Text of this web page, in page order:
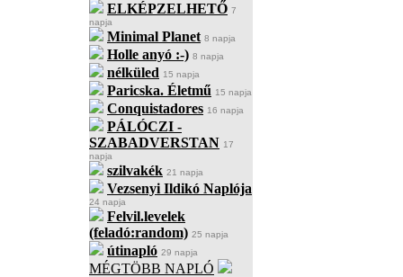
ELKÉPZELHETŐ 7
napja
Minimal Planet 8 napja
Holle anyó :-) 8 napja
nélküled 15 napja
Paricska. Életmű 15 napja
Conquistadores 16 napja
PÁLÓCZI -
SZABADVERSTAN 17
napja
szilvakék 21 napja
Vezsenyi Ildikó Naplója
24 napja
Felvil.levelek
(feladó:random) 25 napja
útinapló 29 napja
MÉGTÖBB NAPLÓ